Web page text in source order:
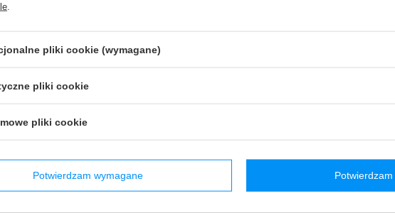
do obrotu na terenie UE przed 13.12.2024
Plamoodporność TAK
pliki cookie (wymagane)
pliki cookie
pliki cookie
Potwierdzam wymagane